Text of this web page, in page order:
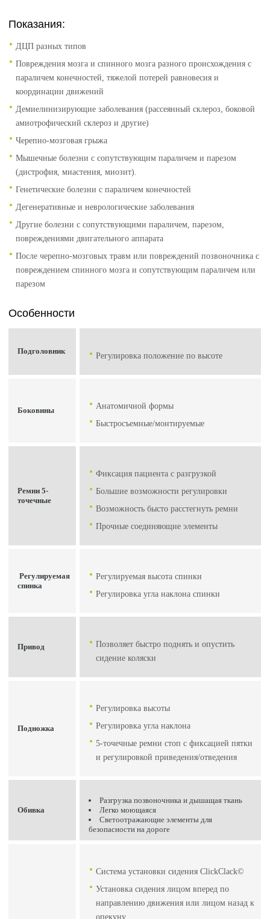
Показания:
ДЦП разных типов
Повреждения мозга и спинного мозга разного происхождения с
параличем конечностей, тяжелой потерей равновесия и
координации движений
Демиелинизирующие заболевания (рассеянный склероз, боковой
амиотрофический склероз и другие)
Черепно-мозговая грыжа
Мышечные болезни с сопутствующим параличем и парезом
(дистрофия, миастения, миозит).
Генетические болезни с параличем конечностей
Дегенеративные и неврологические заболевания
Другие болезни с сопутствующими параличем, парезом,
повреждениями двигательного аппарата
После черепно-мозговых травм или повреждений позвоночника с
повреждением спинного мозга и сопутствующим параличем или
парезом
Особенности
Подголовник
Регулировка положение по высоте
Боковины
Анатомичной формы
Быстросъемные/монтируемые
Ремни 5-
точечные
Фиксация пациента с разгрузкой
Большие возможности регулировки
Возможность бысто расстегнуть ремни
Прочные соединяющие элементы
Регулируемая
спинка
Регулируемая высота спинки
Регулировка угла наклона спинки
Привод
Позволяет быстро поднять и опустить
сидение коляски
Подножка
Регулировка высоты
Регулировка угла наклона
5-точечные ремни стоп с фиксацией пятки
и регулировкой приведения/отведения
Обивка
Разгрузка позвоночника и дышащая ткань
Легко моющаяся
Светоотражающие элементы для
безопасности на дороге
Система установки сидения ClickClack©
Установка сидения лицом вперед по
направлению движения или лицом назад к
опекуну